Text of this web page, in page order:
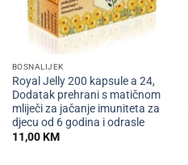
BOSNALIJEK
Royal Jelly 200 kapsule a 24,
Dodatak prehrani s matičnom
mliječi za jačanje imuniteta za
djecu od 6 godina i odrasle
11,00KM